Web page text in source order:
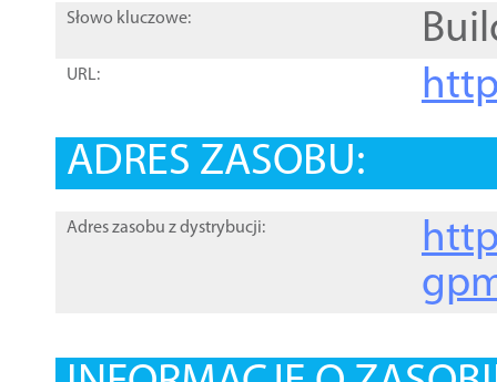
Słowo kluczowe:
URL:
ADRES ZASOBU:
Adres zasobu z dystrybucji: